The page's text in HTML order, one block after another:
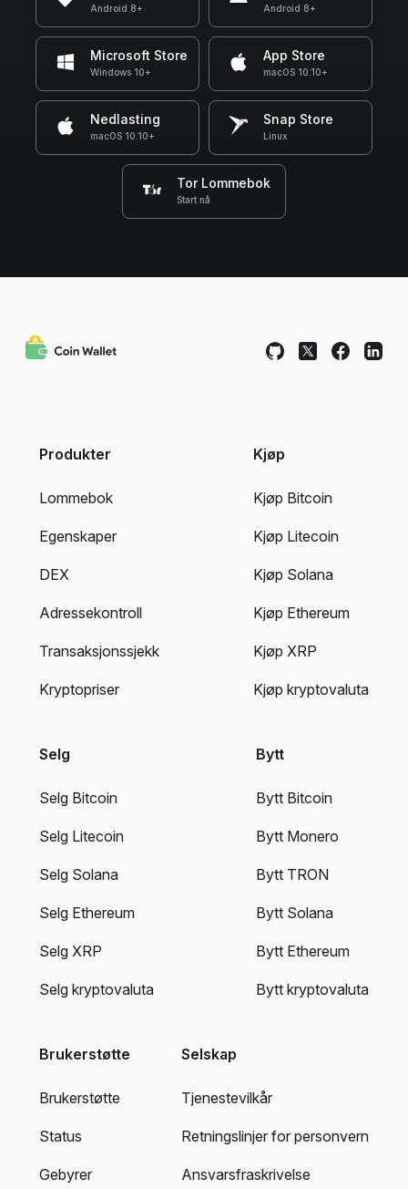
Android 8+ Android 8+
Microsoft Store
Windows 10+
App Store
macOS 10.10+
Nedlasting
macOS 10.10+
Snap Store
Linux
Tor Lommebok
Start nå
Produkter
Lommebok
Egenskaper
DEX
Adressekontroll
Transaksjonssjekk
Kryptopriser
Kjøp
Kjøp Bitcoin
Kjøp Litecoin
Kjøp Solana
Kjøp Ethereum
Kjøp XRP
Kjøp kryptovaluta
Selg
Selg Bitcoin
Selg Litecoin
Selg Solana
Selg Ethereum
Selg XRP
Selg kryptovaluta
Bytt
Bytt Bitcoin
Bytt Monero
Bytt TRON
Bytt Solana
Bytt Ethereum
Bytt kryptovaluta
Brukerstøtte
Brukerstøtte
Status
Gebyrer
Selskap
Tjenestevilkår
Retningslinjer for personvern
Ansvarsfraskrivelse